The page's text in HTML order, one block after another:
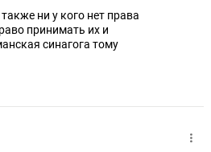
ни у кого нет права
принимать их и
синагога тому